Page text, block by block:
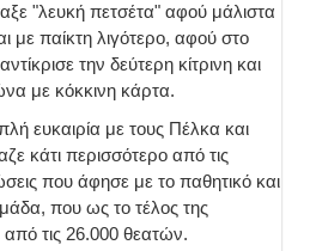
"λευκή πετσέτα" αφού μάλιστα
με παίκτη λιγότερο, αφού στο
την δεύτερη κίτρινη και
με κόκκινη κάρτα.
ευκαιρία με τους Πέλκα και
κάτι περισσότερο από τις
που άφησε με το παθητικό και
που ως το τέλος της
τις 26.000 θεατών.